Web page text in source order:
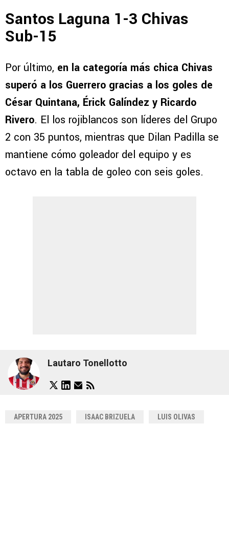
Santos Laguna 1-3 Chivas
Sub-15
Por último, en la categoría más chica Chivas
superó a los Guerrero gracias a los goles de
César Quintana, Érick Galíndez y Ricardo
Rivero. El los rojiblancos son líderes del Grupo
2 con 35 puntos, mientras que Dilan Padilla se
mantiene cómo goleador del equipo y es
octavo en la tabla de goleo con seis goles.
Lautaro Tonellotto
APERTURA 2025 ISAAC BRIZUELA LUIS OLIVAS